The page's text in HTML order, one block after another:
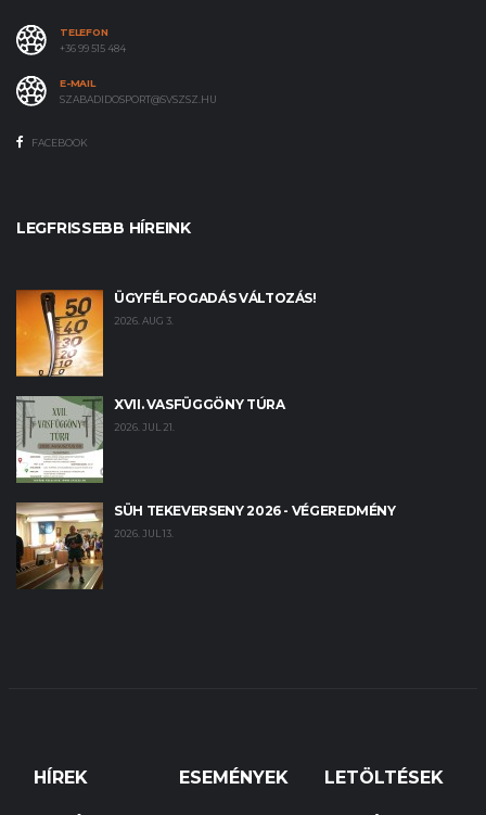
TELEFON
+36 99 515 484
E-MAIL
SZABADIDOSPORT@SVSZSZ.HU
FACEBOOK
LEGFRISSEBB HÍREINK
ÜGYFÉLFOGADÁS VÁLTOZÁS!
2026. AUG 3.
XVII. VASFÜGGÖNY TÚRA
2026. JUL 21.
SÜH TEKEVERSENY 2026 - VÉGEREDMÉNY
2026. JUL 13.
HÍREK ESEMÉNYEK LETÖLTÉSEK